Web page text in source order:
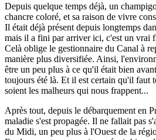
Depuis quelque temps déjà, un
chancre coloré, et sa raison de vivre
Il était déjà présent depuis longtemps
mais il a fini par arriver ici, c'est un vrai
Celà oblige le gestionnaire du Canal à
manière plus diversifiée. Ainsi,
être un peu plus à ce qu'il était bien
toujours été là. Et il est certain qu'il faut
soient les malheurs qui nous frappent...
Après tout, depuis le débarquement en
maladie s'est propagée. Il ne fallait pas
du Midi, un peu plus à l'Ouest de la